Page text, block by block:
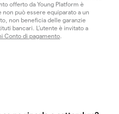
offerto da Young Platform è
può essere equiparato a un
non beneficia delle garanzie
bancari. L’utente è invitato a
Conto di pagamento.